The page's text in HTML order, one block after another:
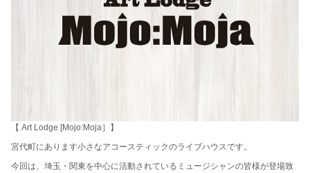
【 Art Lodge [Mojo:Moja］】
宮代町にあります小さなアコースティックのライブハウスです。
今回は、埼玉・関東を中心に活動されているミュージシャンの皆様が登場致